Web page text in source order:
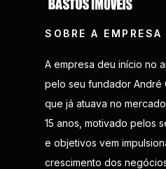
SOBRE A EMPRESA
A empresa deu início no
pelo seu fundador André
que já atuava no
15 anos, motivado pelos
e objetivos vem
crescimento dos